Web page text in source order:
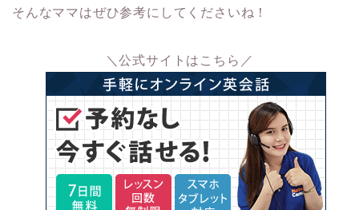
そんなママはぜひ参考にしてくださいね！
＼公式サイトはこちら／